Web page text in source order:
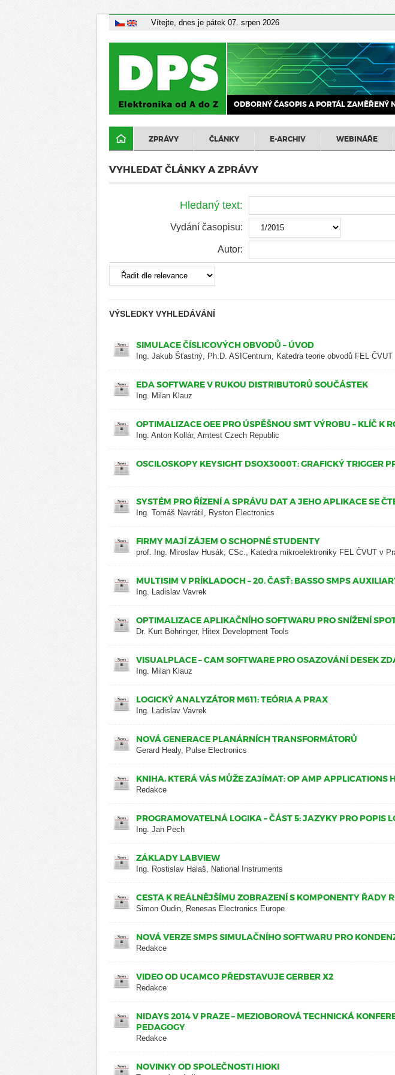
Vítejte, dnes je pátek 07. srpen 2026
ODBORNÝ ČASOPIS A PORTÁL ZAMĚŘENÝ
ZPRÁVY ČLÁNKY E-ARCHIV WEBINÁŘE
VYHLEDAT ČLÁNKY A ZPRÁVY
Hledaný text:
Vydání časopisu:
Autor:
VÝSLEDKY VYHLEDÁVÁNÍ
SIMULACE ČÍSLICOVÝCH OBVODŮ – ÚVOD
Ing. Jakub Šťastný, Ph.D. ASICentrum, Katedra teorie obvodů FEL ČVUT
EDA SOFTWARE V RUKOU DISTRIBUTORŮ SOUČÁSTEK
Ing. Milan Klauz
OPTIMALIZACE OEE PRO ÚSPĚŠNOU SMT VÝROBU – KLÍČ K
Ing. Anton Kollár, Amtest Czech Republic
OSCILOSKOPY KEYSIGHT DSOX3000T: GRAFICKÝ TRIGGER
SYSTÉM PRO ŘÍZENÍ A SPRÁVU DAT A JEHO APLIKACE SE
Ing. Tomáš Navrátil, Ryston Electronics
FIRMY MAJÍ ZÁJEM O SCHOPNÉ STUDENTY
prof. Ing. Miroslav Husák, CSc., Katedra mikroelektroniky FEL ČVUT v
MULTISIM V PRÍKLADOCH – 20. ČASŤ: BASSO SMPS
Ing. Ladislav Vavrek
OPTIMALIZACE APLIKAČNÍHO SOFTWARU PRO SNÍŽENÍ
Dr. Kurt Böhringer, Hitex Development Tools
VISUALPLACE – CAM SOFTWARE PRO OSAZOVÁNÍ DESEK
Ing. Milan Klauz
LOGICKÝ ANALYZÁTOR M611: TEÓRIA A PRAX
Ing. Ladislav Vavrek
NOVÁ GENERACE PLANÁRNÍCH TRANSFORMÁTORŮ
Gerard Healy, Pulse Electronics
KNIHA, KTERÁ VÁS MŮŽE ZAJÍMAT: OP AMP APPLICATIONS
Redakce
PROGRAMOVATELNÁ LOGIKA – ČÁST 5: JAZYKY PRO POPIS
Ing. Jan Pech
ZÁKLADY LABVIEW
Ing. Rostislav Halaš, National Instruments
CESTA K REÁLNĚJŠÍMU ZOBRAZENÍ S KOMPONENTY ŘADY
Simon Oudin, Renesas Electronics Europe
NOVÁ VERZE SMPS SIMULAČNÍHO SOFTWARU PRO
Redakce
VIDEO OD UCAMCO PŘEDSTAVUJE GERBER X2
Redakce
NIDAYS 2014 V PRAZE – MEZIOBOROVÁ TECHNICKÁ
PEDAGOGY
Redakce
NOVINKY OD SPOLEČNOSTI HIOKI